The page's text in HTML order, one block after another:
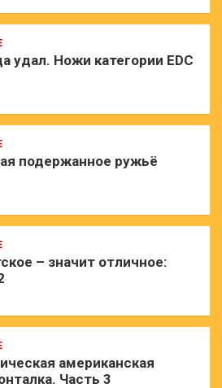
удал. Ножи категории EDC
подержанное ружьё
– значит отличное:
американская
Часть 3